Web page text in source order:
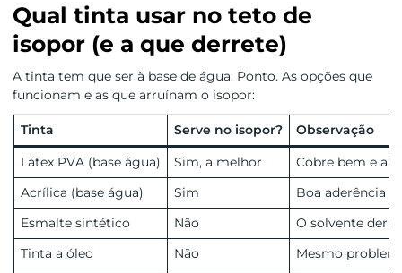
Qual tinta usar no teto de
isopor (e a que derrete)
A tinta tem que ser à base de água. Ponto. As opções que
funcionam e as que arruínam o isopor:
Tinta Serve no isopor? Observação
Látex PVA (base água) Sim, a melhor Cobre bem e
Acrílica (base água) Sim Boa aderência e
Esmalte sintético Não O solvente
Tinta a óleo Não Mesmo